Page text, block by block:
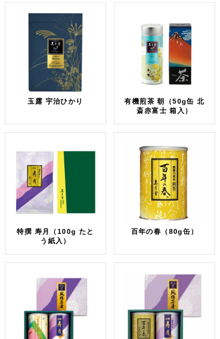
玉露 宇治ひかり
有機煎茶 朝（50g缶 北
斎赤富士 箱入）
特撰 寿月（100g たと
う紙入）
百年の春（80g缶）